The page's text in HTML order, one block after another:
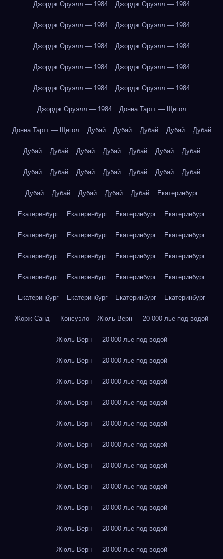
Джордж Оруэлл — 1984 Джордж Оруэлл — 1984
Джордж Оруэлл — 1984 Джордж Оруэлл — 1984
Джордж Оруэлл — 1984 Джордж Оруэлл — 1984
Джордж Оруэлл — 1984 Джордж Оруэлл — 1984
Джордж Оруэлл — 1984 Джордж Оруэлл — 1984
Джордж Оруэлл — 1984 Донна Тартт — Щегол
Донна Тартт — Щегол Дубай Дубай Дубай Дубай Дубай
Дубай Дубай Дубай Дубай Дубай Дубай Дубай
Дубай Дубай Дубай Дубай Дубай Дубай Дубай
Дубай Дубай Дубай Дубай Дубай Екатеринбург
Екатеринбург Екатеринбург Екатеринбург Екатеринбург
Екатеринбург Екатеринбург Екатеринбург Екатеринбург
Екатеринбург Екатеринбург Екатеринбург Екатеринбург
Екатеринбург Екатеринбург Екатеринбург Екатеринбург
Екатеринбург Екатеринбург Екатеринбург Екатеринбург
Жорж Санд — Консуэло Жюль Верн — 20 000 лье под водой
Жюль Верн — 20 000 лье под водой
Жюль Верн — 20 000 лье под водой
Жюль Верн — 20 000 лье под водой
Жюль Верн — 20 000 лье под водой
Жюль Верн — 20 000 лье под водой
Жюль Верн — 20 000 лье под водой
Жюль Верн — 20 000 лье под водой
Жюль Верн — 20 000 лье под водой
Жюль Верн — 20 000 лье под водой
Жюль Верн — 20 000 лье под водой
Жюль Верн — 20 000 лье под водой